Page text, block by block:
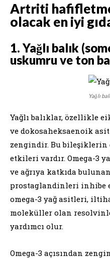
Artriti
olacak en iyi
1. Yağlı balık
uskumru ve ton
Yağlı
Yağlı balıklar, özellikle
ve dokosaheksaenoik asit
zengindir. Bu
etkileri vardır. Omega-3
ve ağrıya katkıda
prostaglandinleri inhibe
omega-3 yağ asitleri,
moleküller olan
yardımcı olur.
Omega-3 açısından